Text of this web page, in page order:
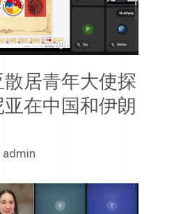
居青年大使探
在中国和伊朗
admin